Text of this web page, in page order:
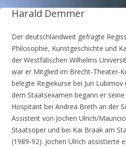
Harald Demmer
Der deutschlandweit gefragte
Philosophie, Kunstgeschichte und
der Westfälischen Wilhelms
war er Mitglied im Brecht-Theater-
belegte Regiekurse bei Juri
dem Staatsexamen begann er
Hospitant bei Andrea Breth an der
Assistent von Jochen Ulrich/
Staatsoper und bei Kai Braak am
(1989-92). Jochen Ulrich assistierte